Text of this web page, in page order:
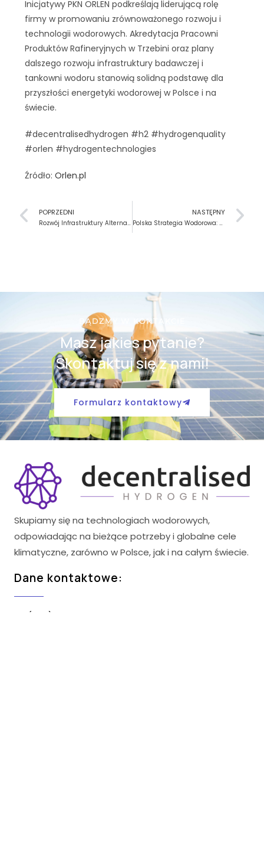
Inicjatywy PKN ORLEN podkreślają liderującą rolę
firmy w promowaniu zrównoważonego rozwoju i
technologii wodorowych. Akredytacja Pracowni
Produktów Rafineryjnych w Trzebini oraz plany
dalszego rozwoju infrastruktury badawczej i
tankowni wodoru stanowią solidną podstawę dla
przyszłości energetyki wodorowej w Polsce i na
świecie.
#decentralisedhydrogen #h2 #hydrogenquality
#orlen #hydrogentechnologies
Źródło:Orlen.pl
POPRZEDNI
Rozwój Infrastruktury Alternatywnych Paliw w Europie – Nowe Środki Finansowe
NASTĘPNY
Polska Strategia Wodorowa: Kurs na Zieloną Przyszłość
BĄDZMY W KONTAKCIE
Masz jakies pytanie?
Skontaktuj się z nami!
Formularz kontaktowy
Skupiamy się na technologiach wodorowych,
odpowiadając na bieżące potrzeby i globalne cele
klimatyczne, zarówno w Polsce, jak i na całym świecie.
Dane kontaktowe:
(+48) 507872746